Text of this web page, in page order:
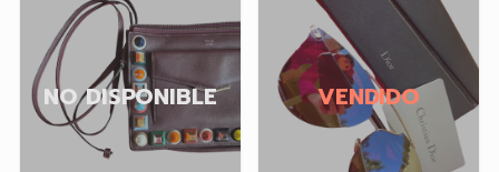
NO DISPONIBLE VENDIDO